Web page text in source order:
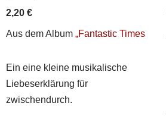
2,20€
Aus dem Album„Fantastic Times
Ein eine kleine musikalische
Liebeserklärung für
zwischendurch.